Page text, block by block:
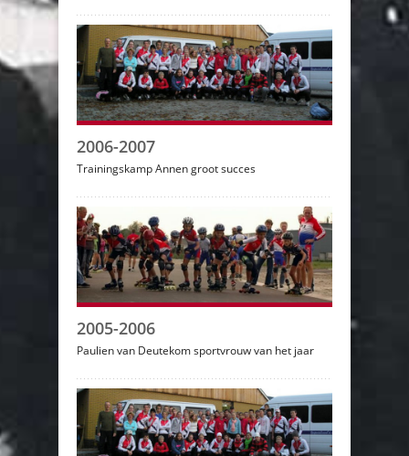
2006-2007
Trainingskamp Annen groot succes
2005-2006
Paulien van Deutekom sportvrouw van het jaar